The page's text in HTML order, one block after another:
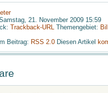
21. November 2009 15:59
Trackback-URL Themengebiet:
Beitrag: RSS 2.0 Diesen Artikel